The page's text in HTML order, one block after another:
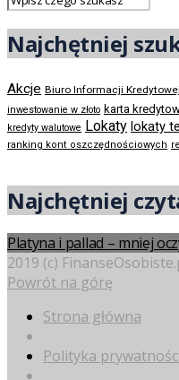
Najchętniej
Akcje Biuro Informacji Kredytowej
inwestowanie w złoto karta
kredyty walutowe Lokaty lokaty
ranking kont oszczędnościowych
Najchętniej
Platyna i pallad – mniej
2019 (c)
Powrót na górę
Strona główna
Polityka